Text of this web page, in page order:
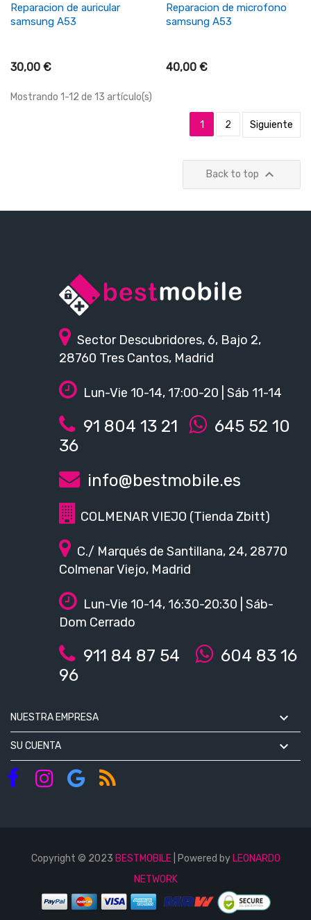
Reparacion de auricular
samsung A53
30,00 €
Reparacion de microfono
samsung A53
40,00 €
Mostrando 1-12 de 13 artículo(s)
1 2 Siguiente
Back to top 
Sector Descubridores, 6, Bajo 2,
28760 Tres Cantos, Madrid
Lun-Vie 10-14, 17:00-20 | Sáb 11-14
91 804 13 21
645 52 10
36
info@bestmobile.es
COLMENAR VIEJO (Tienda Zbitt)
C./ Marqués de Santillana, 24, 28770
Colmenar Viejo, Madrid
Lun-Vie 10-14, 16:30-20:30 | Sáb-
Dom Cerrado
911 84 87 54
604 83 16
96
NUESTRA EMPRESA 
SU CUENTA 
Copyright © 2023 BESTMOBILE| Powered by LEONARDO
NETWORK